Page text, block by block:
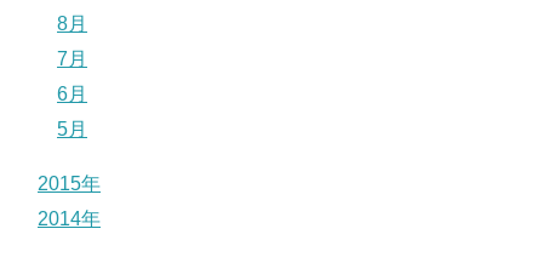
8月
7月
6月
5月
2015年
2014年